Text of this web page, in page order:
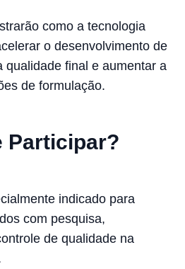
como a tecnologia
o desenvolvimento de
qualidade final e aumentar a
de formulação.
Participar?
indicado para
com pesquisa,
de qualidade na